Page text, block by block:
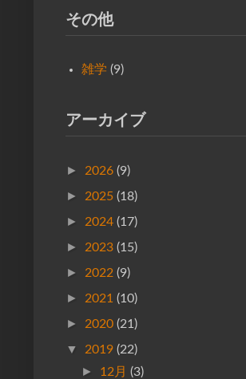
その他
雑学 (9)
アーカイブ
► 2026 (9)
► 2025 (18)
► 2024 (17)
► 2023 (15)
► 2022 (9)
► 2021 (10)
► 2020 (21)
▼ 2019 (22)
► 12月 (3)